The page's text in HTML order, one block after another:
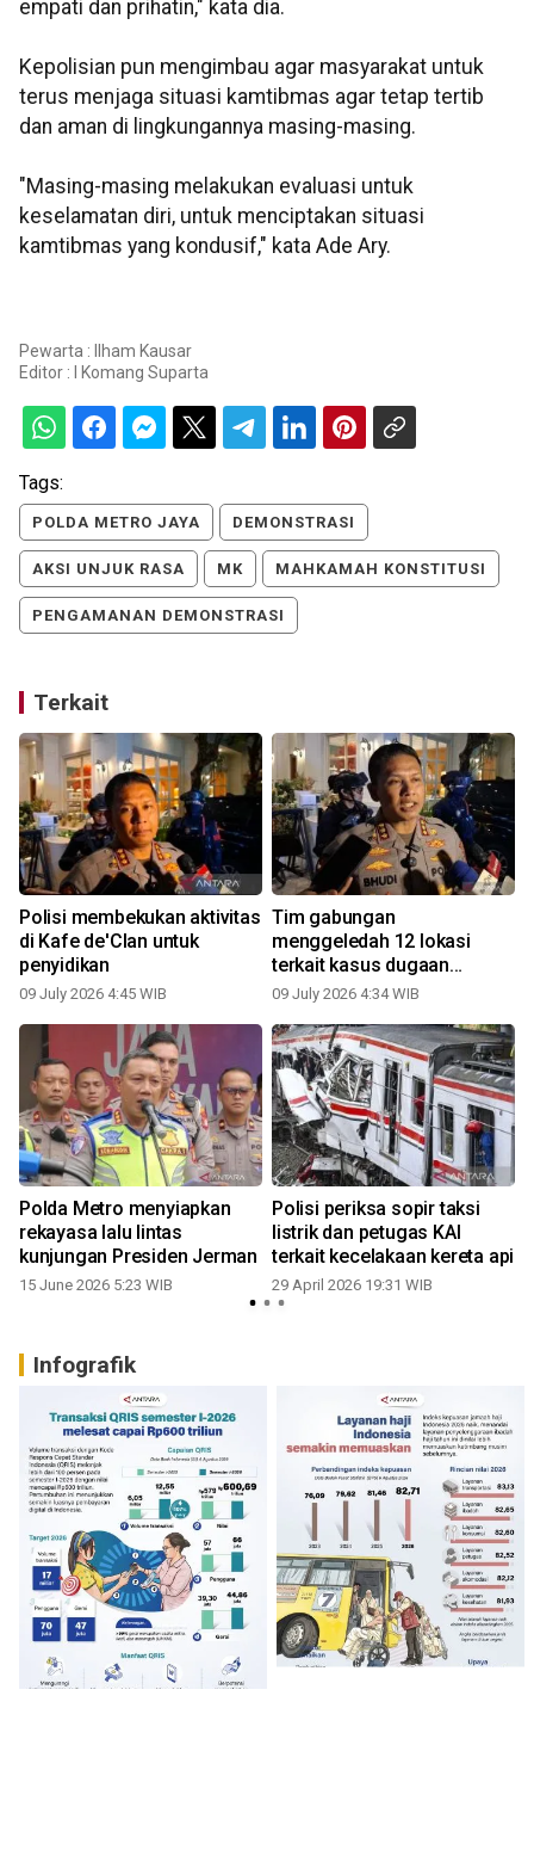
empati dan prihatin," kata dia.
Kepolisian pun mengimbau agar masyarakat untuk
terus menjaga situasi kamtibmas agar tetap tertib
dan aman di lingkungannya masing-masing.
"Masing-masing melakukan evaluasi untuk
keselamatan diri, untuk menciptakan situasi
kamtibmas yang kondusif," kata Ade Ary.
Pewarta : Ilham Kausar
Editor :
I Komang Suparta
Tags:
POLDA METRO JAYA DEMONSTRASI
AKSI UNJUK RASA MK MAHKAMAH KONSTITUSI
PENGAMANAN DEMONSTRASI
Terkait
Polisi membekukan aktivitas
di Kafe de'Clan untuk
penyidikan
09 July 2026 4:45 WIB
Tim gabungan
menggeledah 12 lokasi
terkait kasus dugaan
korupsi
09 July 2026 4:34 WIB
Polda Metro menyiapkan
rekayasa lalu lintas
kunjungan Presiden Jerman
15 June 2026 5:23 WIB
Polisi periksa sopir taksi
listrik dan petugas KAI
terkait kecelakaan kereta api
29 April 2026 19:31 WIB
Infografik